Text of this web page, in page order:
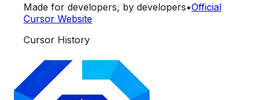
Made for developers, by developers•Official
Cursor Website
Cursor History